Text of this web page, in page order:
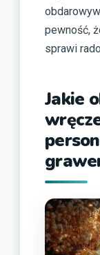
pewność,
sprawi
Jakie